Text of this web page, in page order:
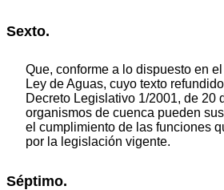
Sexto.
Que, conforme a lo dispuesto en
Ley de Aguas, cuyo texto
Decreto Legislativo 1/2001, de 20
organismos de cuenca pueden
el cumplimiento de las funciones
por la legislación vigente.
Séptimo.